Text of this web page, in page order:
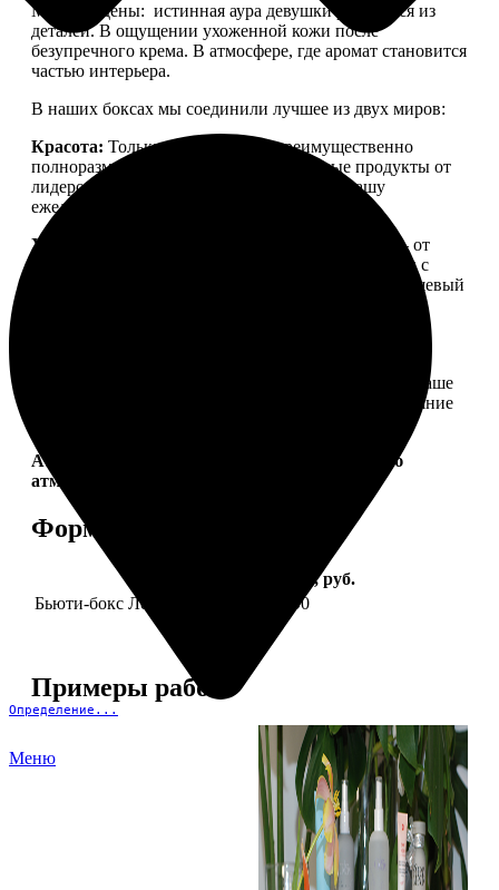
Определение...
Меню
Мы убеждены: истинная аура девушки рождается из
деталей. В ощущении ухоженной кожи после
безупречного крема. В атмосфере, где аромат становится
частью интерьера.
В наших боксах мы соединили лучшее из двух миров:
Красота: Только качественная, преимущественно
полноразмерная косметика. Проверенные продукты от
лидеров бьюти-рынка, которые войдут в вашу
ежедневную рутину.
Уют:
Детали для дома, создающие настроение — от
свечей для медитации до арома-капсул для стирки с
уникальной парфюмерной молекулой. Тонкий нишевый
себе. Это коллекция продуктов, которые создадут ваше
идеальное настроение и подчеркнут природное сияние
Aura Project by
— создай свою
атмосферу!
Форматы и цены
Услуга
Цена, руб.
Бьюти-бокс Леди Mail "Весна"
2590
Примеры работ